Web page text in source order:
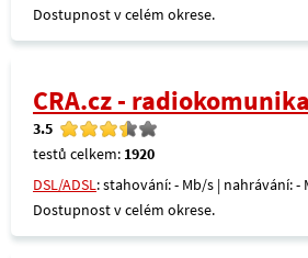
Dostupnost v celém okrese.
CRA.cz -
3.5
testů celkem: 1920
DSL/ADSL: stahování: - Mb/s | nahrávání: -
Dostupnost v celém okrese.